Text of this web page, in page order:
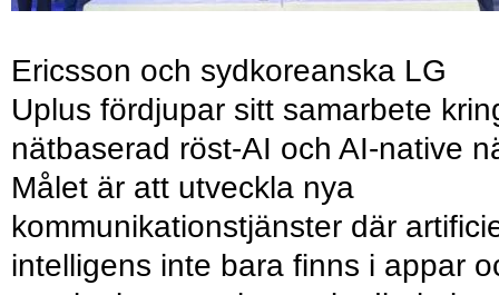
Ericsson och sydkoreanska LG
Uplus fördjupar sitt samarbete
nätbaserad röst-AI och AI-native
Målet är att utveckla nya
kommunikationstjänster där
intelligens inte bara finns i appar